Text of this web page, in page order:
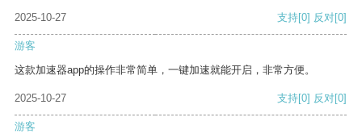
2025-10-27 支持[0] 反对[0]
游客
这款加速器app的操作非常简单，一键加速就能开启，非常方便。
2025-10-27 支持[0] 反对[0]
游客